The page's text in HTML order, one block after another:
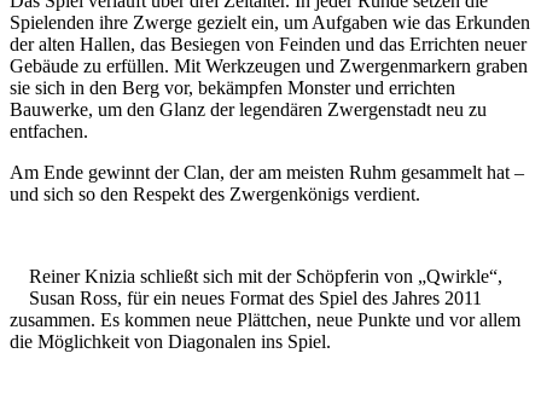
Spielenden ihre Zwerge gezielt ein, um Aufgaben wie das Erkunden
der alten Hallen, das Besiegen von Feinden und das Errichten neuer
Gebäude zu erfüllen. Mit Werkzeugen und Zwergenmarkern graben
sie sich in den Berg vor, bekämpfen Monster und errichten
Bauwerke, um den Glanz der legendären Zwergenstadt neu zu
entfachen.
Am Ende gewinnt der Clan, der am meisten Ruhm gesammelt hat –
und sich so den Respekt des Zwergenkönigs verdient.
Reiner Knizia schließt sich mit der Schöpferin von „Qwirkle“,
Susan Ross, für ein neues Format des Spiel des Jahres 2011
zusammen. Es kommen neue Plättchen, neue Punkte und vor allem
die Möglichkeit von Diagonalen ins Spiel.